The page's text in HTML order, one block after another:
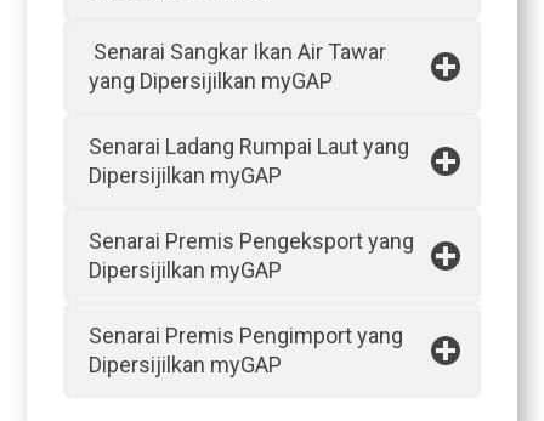
Senarai Sangkar Ikan Air Tawar
yang Dipersijilkan myGAP
Senarai Ladang Rumpai Laut yang
Dipersijilkan myGAP
Senarai Premis Pengeksport yang
Dipersijilkan myGAP
Senarai Premis Pengimport yang
Dipersijilkan myGAP